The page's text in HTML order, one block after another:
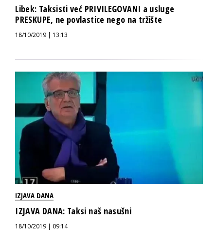
Libek: Taksisti već PRIVILEGOVANI a usluge
PRESKUPE, ne povlastice nego na tržište
18/10/2019 | 13:13
IZJAVA DANA
IZJAVA DANA: Taksi naš nasušni
18/10/2019 | 09:14